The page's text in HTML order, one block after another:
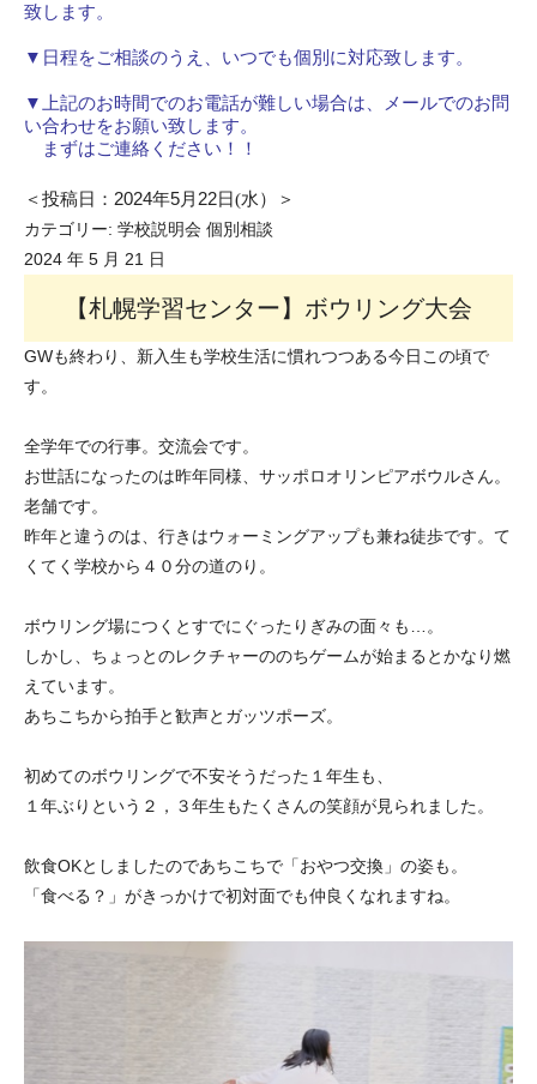
致します。
▼日程をご相談のうえ、いつでも個別に対応致します。
▼上記のお時間でのお電話が難しい場合は、メールでのお問
い合わせをお願い致します。
まずはご連絡ください！！
＜投稿日： 2024年5月 22日(水）＞
カテゴリー: 学校説明会 個別相談
2024 年 5 月 21 日
【札幌学習センター】ボウリング大会
GWも終わり、新入生も学校生活に慣れつつある今日この頃で
す。
全学年での行事。交流会です。
お世話になったのは昨年同様、サッポロオリンピアボウルさん。
老舗です。
昨年と違うのは、行きはウォーミングアップも兼ね徒歩です。て
くてく学校から４０分の道のり。
ボウリング場につくとすでにぐったりぎみの面々も…。
しかし、ちょっとのレクチャーののちゲームが始まるとかなり燃
えています。
あちこちから拍手と歓声とガッツポーズ。
初めてのボウリングで不安そうだった１年生も、
１年ぶりという２，３年生もたくさんの笑顔が見られました。
飲食OKとしましたのであちこちで「おやつ交換」の姿も。
「食べる？」がきっかけで初対面でも仲良くなれますね。